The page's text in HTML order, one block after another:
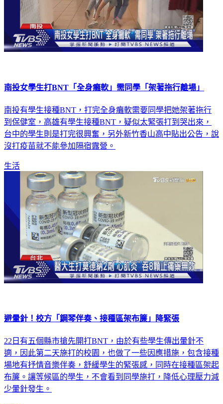
南投女學生打BNT「全身癱軟」需同學「架著拖行離場」
南投有學生接種BNT，打完全身癱軟需要同學把她架著拖行
到保健室，高雄有學生接種BNT，疑似太緊張打到哭出來，
台中的學生則是打完很興奮，另外新竹香山高中貼出公告，說
沒打疫苗就不能參加隔宿露營。
生活
避暈針！校方「鋼琴伴奏、接種區架布簾」降緊張
22日有五個縣市搶先開打BNT，由於有些學生傳出暈針不
適，因此第二天施打的校園，也做了一些因應措施，包含接種
場地有抒情音樂伴奏，舒緩學生的緊張感，同時在接種區架起
布簾。讓等候區的學生，不會看到同學施打，降低心理壓力減
少暈針發生。